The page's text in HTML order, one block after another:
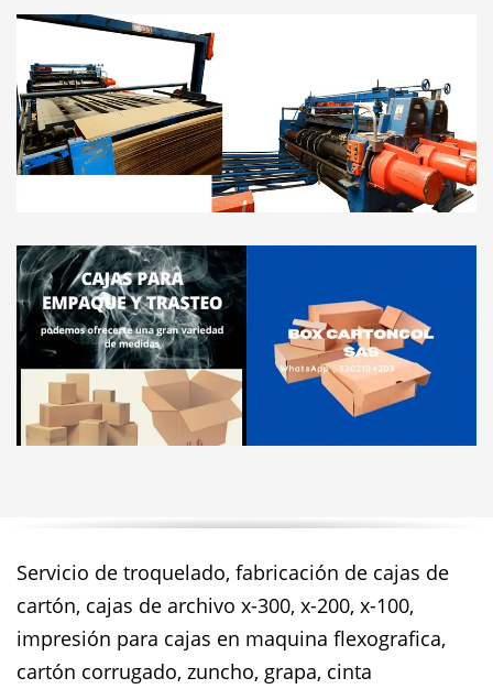
Servicio de troquelado, fabricación de cajas de
cartón, cajas de archivo x-300, x-200, x-100,
impresión para cajas en maquina flexografica,
cartón corrugado, zuncho, grapa, cinta